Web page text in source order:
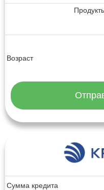
Возраст
Сумма кредита